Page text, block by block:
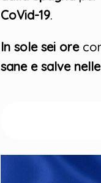
CoVid-19.
In sole sei ore
sane e salve